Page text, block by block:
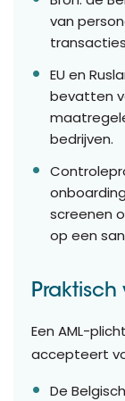
van
EU en
bevatten
bedrijven.
screenen
op een
Praktisch
Een AML-
accepteert
De